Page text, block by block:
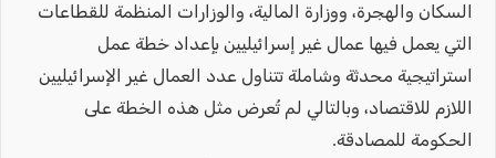
السكان والهجرة، ووزارة المالية، والوزارات المنظمة للقطاعات
التي يعمل فيها عمال غير إسرائيليين بإعداد خطة عمل
استراتيجية محدثة وشاملة تتناول عدد العمال غير الإسرائيليين
اللازم للاقتصاد، وبالتالي لم تُعرض مثل هذه الخطة على
الحكومة للمصادقة.